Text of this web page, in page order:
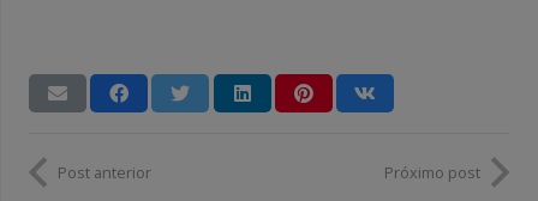
Post anterior Próximo post